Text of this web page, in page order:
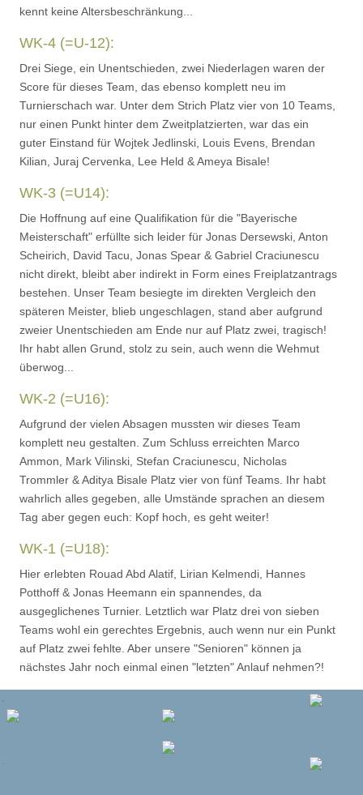
kennt keine Altersbeschränkung...
WK-4 (=U-12):
Drei Siege, ein Unentschieden, zwei Niederlagen waren der
Score für dieses Team, das ebenso komplett neu im
Turnierschach war. Unter dem Strich Platz vier von 10 Teams,
nur einen Punkt hinter dem Zweitplatzierten, war das ein
guter Einstand für Wojtek Jedlinski, Louis Evens, Brendan
Kilian, Juraj Cervenka, Lee Held & Ameya Bisale!
WK-3 (=U14):
Die Hoffnung auf eine Qualifikation für die "Bayerische
Meisterschaft" erfüllte sich leider für Jonas Dersewski, Anton
Scheirich, David Tacu, Jonas Spear & Gabriel Craciunescu
nicht direkt, bleibt aber indirekt in Form eines Freiplatzantrags
bestehen. Unser Team besiegte im direkten Vergleich den
späteren Meister, blieb ungeschlagen, stand aber aufgrund
zweier Unentschieden am Ende nur auf Platz zwei, tragisch!
Ihr habt allen Grund, stolz zu sein, auch wenn die Wehmut
überwog...
WK-2 (=U16):
Aufgrund der vielen Absagen mussten wir dieses Team
komplett neu gestalten. Zum Schluss erreichten Marco
Ammon, Mark Vilinski, Stefan Craciunescu, Nicholas
Trommler & Aditya Bisale Platz vier von fünf Teams. Ihr habt
wahrlich alles gegeben, alle Umstände sprachen an diesem
Tag aber gegen euch: Kopf hoch, es geht weiter!
WK-1 (=U18):
Hier erlebten Rouad Abd Alatif, Lirian Kelmendi, Hannes
Potthoff & Jonas Heemann ein spannendes, da
ausgeglichenes Turnier. Letztlich war Platz drei von sieben
Teams wohl ein gerechtes Ergebnis, auch wenn nur ein Punkt
auf Platz zwei fehlte. Aber unsere "Senioren" können ja
nächstes Jahr noch einmal einen "letzten" Anlauf nehmen?!